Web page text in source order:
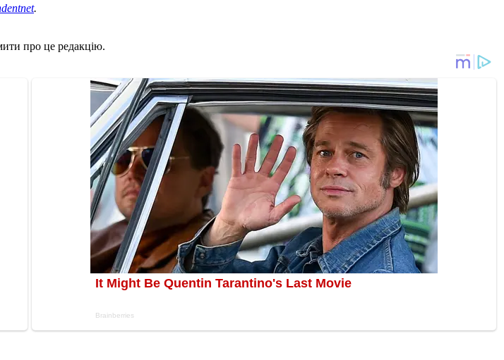
.
про це редакцію.